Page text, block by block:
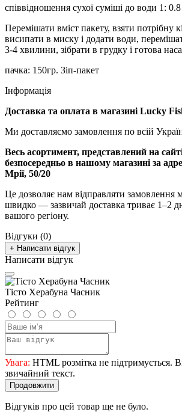
співвідношення сухої суміші до води 1: 0.8
Перемішати вміст пакету, взяти потрібну
висипати в миску і додати води,
3-4 хвилини, зібрати в грудку і готова
пачка: 150гр. Зіп-пакет
Інформація
Доставка та оплата в магазині Lucky
Ми доставляємо замовлення по всій
Весь асортимент, представлений на
безпосередньо в нашому магазині за
Мрії, 50/20
Це дозволяє нам відправляти замовлення
швидко — зазвичай доставка триває 1–2
вашого регіону.
Відгуки (0)
+ Написати відгук
Написати відгук
Тісто Херабуна Часник
Рейтинг
Увага: HTML розмітка не підтримується.
звичайний текст.
Продовжити
Відгуків про цей товар ще не було.